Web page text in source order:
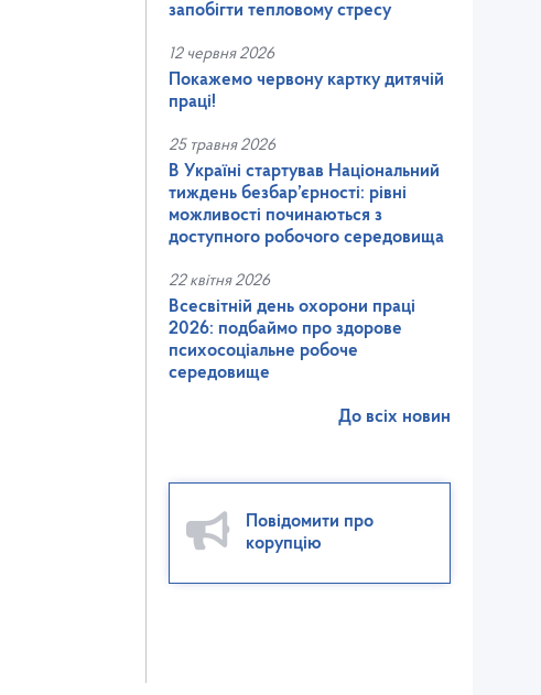
запобігти тепловому стресу
12 червня 2026
Покажемо червону картку дитячій
праці!
25 травня 2026
В Україні стартував Національний
тиждень безбар’єрності: рівні
можливості починаються з
доступного робочого середовища
22 квітня 2026
Всесвітній день охорони праці
2026: подбаймо про здорове
психосоціальне робоче
середовище
До всіх новин
Повідомити про
корупцію